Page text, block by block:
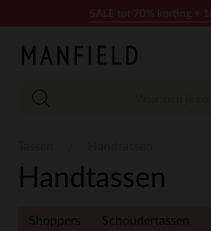
Handtassen
Shoppers Schoudertassen